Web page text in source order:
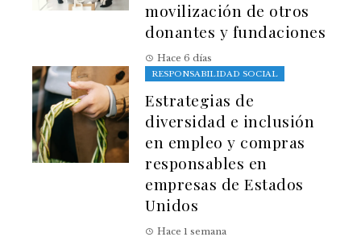
movilización de otros
donantes y fundaciones
Hace 6 días
RESPONSABILIDAD SOCIAL
Estrategias de
diversidad e inclusión
en empleo y compras
responsables en
empresas de Estados
Unidos
Hace 1 semana